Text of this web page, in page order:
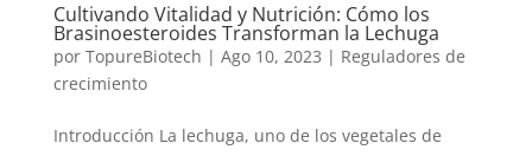
Cultivando Vitalidad y Nutrición: Cómo los
Brasinoesteroides Transforman la Lechuga
por TopureBiotech | Ago 10, 2023 | Reguladores de
crecimiento
Introducción La lechuga, uno de los vegetales de